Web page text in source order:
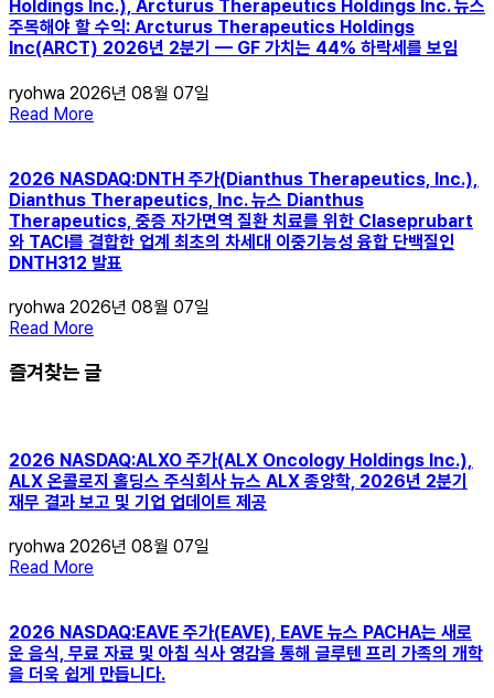
Holdings Inc.), Arcturus Therapeutics Holdings Inc. 뉴스
주목해야 할 수익: Arcturus Therapeutics Holdings
Inc(ARCT) 2026년 2분기 — GF 가치는 44% 하락세를 보임
ryohwa 2026년 08월 07일
Read More
2026 NASDAQ:DNTH 주가(Dianthus Therapeutics, Inc.),
Dianthus Therapeutics, Inc. 뉴스 Dianthus
Therapeutics, 중증 자가면역 질환 치료를 위한 Claseprubart
와 TACI를 결합한 업계 최초의 차세대 이중기능성 융합 단백질인
DNTH312 발표
ryohwa 2026년 08월 07일
Read More
즐겨찾는 글
2026 NASDAQ:ALXO 주가(ALX Oncology Holdings Inc.),
ALX 온콜로지 홀딩스 주식회사 뉴스 ALX 종양학, 2026년 2분기
재무 결과 보고 및 기업 업데이트 제공
ryohwa 2026년 08월 07일
Read More
2026 NASDAQ:EAVE 주가(EAVE), EAVE 뉴스 PACHA는 새로
운 음식, 무료 자료 및 아침 식사 영감을 통해 글루텐 프리 가족의 개학
을 더욱 쉽게 만듭니다.